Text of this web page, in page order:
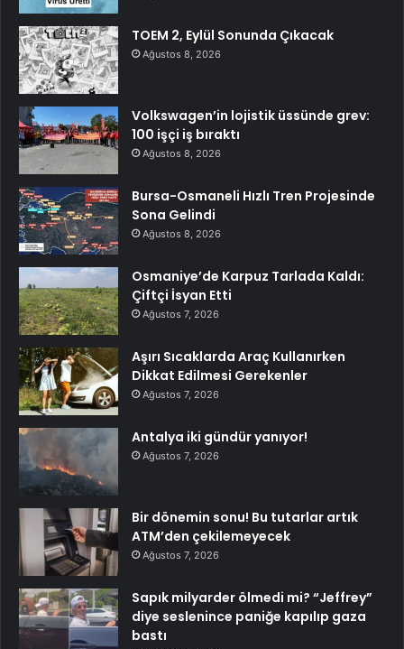
TOEM 2, Eylül Sonunda Çıkacak
Ağustos 8, 2026
Volkswagen’in lojistik üssünde grev:
100 işçi iş bıraktı
Ağustos 8, 2026
Bursa-Osmaneli Hızlı Tren Projesinde
Sona Gelindi
Ağustos 8, 2026
Osmaniye’de Karpuz Tarlada Kaldı:
Çiftçi İsyan Etti
Ağustos 7, 2026
Aşırı Sıcaklarda Araç Kullanırken
Dikkat Edilmesi Gerekenler
Ağustos 7, 2026
Antalya iki gündür yanıyor!
Ağustos 7, 2026
Bir dönemin sonu! Bu tutarlar artık
ATM’den çekilemeyecek
Ağustos 7, 2026
Sapık milyarder ölmedi mi? “Jeffrey”
diye seslenince paniğe kapılıp gaza
bastı